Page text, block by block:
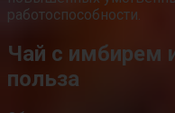
работоспособности.
Чай с имбирем
польза